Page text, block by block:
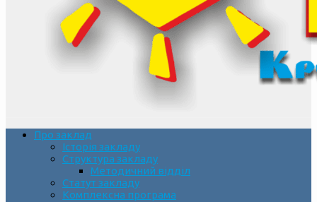
Про заклад
Історія закладу
Структура закладу
Методичний відділ
Статут закладу
Комплексна програма